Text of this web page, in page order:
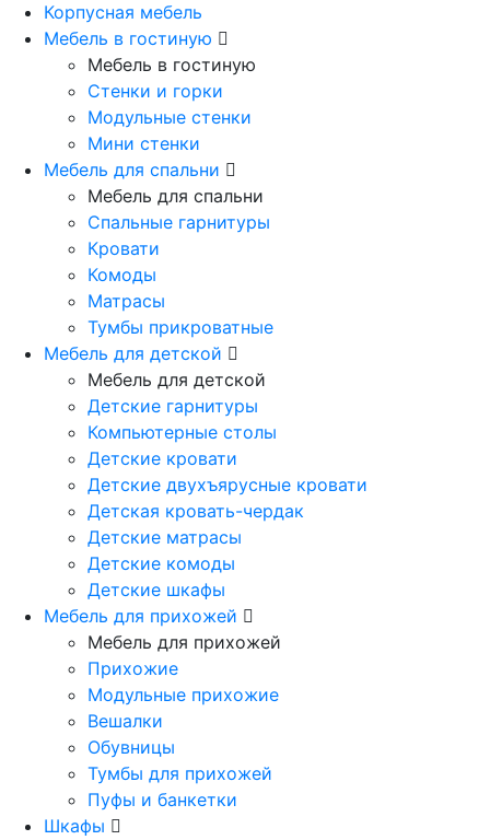
Корпусная мебель
Мебель в гостиную
Мебель в гостиную
Стенки и горки
Модульные стенки
Мини стенки
Мебель для спальни
Мебель для спальни
Спальные гарнитуры
Кровати
Комоды
Матрасы
Тумбы прикроватные
Мебель для детской
Мебель для детской
Детские гарнитуры
Компьютерные столы
Детские кровати
Детские двухъярусные кровати
Детская кровать-чердак
Детские матрасы
Детские комоды
Детские шкафы
Мебель для прихожей
Мебель для прихожей
Прихожие
Модульные прихожие
Вешалки
Обувницы
Тумбы для прихожей
Пуфы и банкетки
Шкафы